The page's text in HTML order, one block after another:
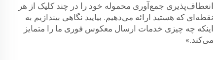
انعطاف‌پذیری جمع‌آوری محموله خود را در چند کلیک از هر
نقطه‌ای که هستید ارائه می‌دهیم. بیایید نگاهی بیندازیم به
اینکه چه چیزی خدمات ارسال معکوس فوری ما را متمایز
می‌کند.»